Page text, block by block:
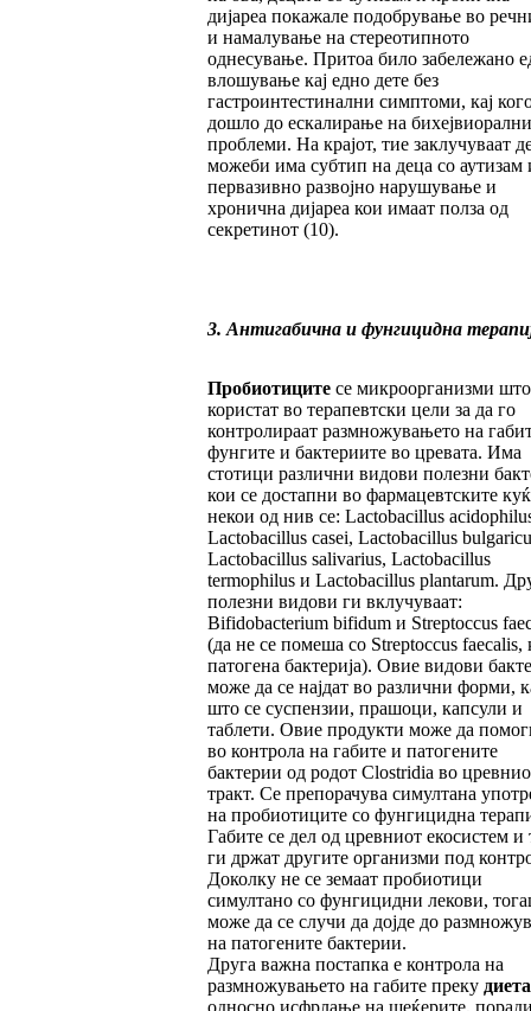
дијареа покажале подобрување во
и намалување на стереотипното
однесување. Притоа било забележано
влошување кај едно дете без
гастроинтестинални симптоми, кај
дошло до ескалирање на
проблеми. На крајот, тие заклучуваат
можеби има субтип на деца со аутизам
первазивно развојно нарушување и
хронична дијареа кои имаат полза од
секретинот (10).
3. Антигабична и фунгицидна
Пробиотицитесе микроорганизми што
користат во терапевтски цели за да го
контролираат размножувањето на
фунгите и бактериите во цревата. Има
стотици различни видови полезни
кои се достапни во фармацевтските
некои од нив се: Lactobacillus
Lactobacillus casei, Lactobacillus
Lactobacillus salivarius, Lactobacillus
termophilus и Lactobacillus plantarum.
полезни видови ги вклучуваат:
Bifidobacterium bifidum и Streptoccus
(да не се помеша со Streptoccus faecalis,
патогена бактерија). Овие видови
може да се најдат во различни форми,
што се суспензии, прашоци, капсули и
таблети. Овие продукти може да
во контрола на габите и патогените
бактерии од родот Clostridia во
тракт. Се препорачува симултана
на пробиотиците со фунгицидна
Габите се дел од цревниот екосистем и
ги држат другите организми под
Доколку не се земаат пробиотици
симултано со фунгицидни лекови,
може да се случи да дојде до
на патогените бактерии.
Друга важна постапка е контрола на
размножувањето на габите преку диета